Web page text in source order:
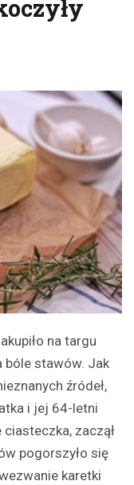
na targu
bóle stawów. Jak
źródeł,
i jej 64-letni
zaczął
pogorszyło się
karetki